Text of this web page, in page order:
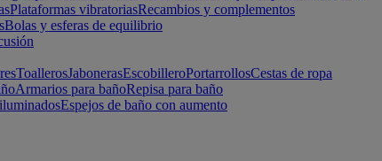
Plataformas vibratoriasRecambios y complementos
Bolas y esferas de equilibrio
ToallerosJabonerasEscobilleroPortarrollosCestas de ropa
Armarios para bañoRepisa para baño
Espejos de baño con aumento